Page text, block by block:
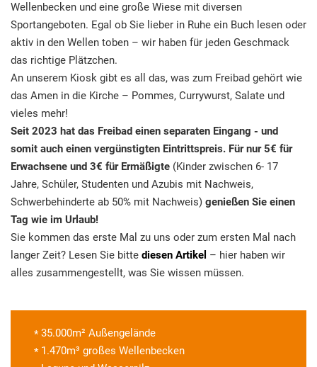
Wellenbecken und eine große Wiese mit diversen
Sportangeboten. Egal ob Sie lieber in Ruhe ein Buch lesen oder
aktiv in den Wellen toben – wir haben für jeden Geschmack
das richtige Plätzchen.
An unserem Kiosk gibt es all das, was zum Freibad gehört wie
das Amen in die Kirche – Pommes, Currywurst, Salate und
vieles mehr!
Seit 2023 hat das Freibad einen separaten Eingang - und
somit auch einen vergünstigten Eintrittspreis. Für nur 5€ für
Erwachsene und 3€ für Ermäßigte (Kinder zwischen 6- 17
Jahre, Schüler, Studenten und Azubis mit Nachweis,
Schwerbehinderte ab 50% mit Nachweis) genießen Sie einen
Tag wie im Urlaub!
Sie kommen das erste Mal zu uns oder zum ersten Mal nach
langer Zeit? Lesen Sie bitte diesen Artikel – hier haben wir
alles zusammengestellt, was Sie wissen müssen.
35.000m² Außengelände
1.470m³ großes Wellenbecken